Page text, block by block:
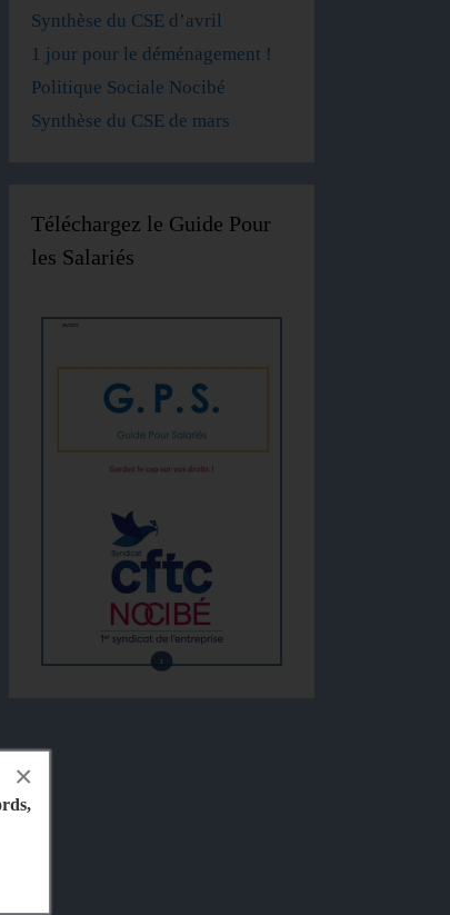
×
Synthèse du CSE d’avril
1 jour pour le déménagement !
Politique Sociale Nocibé
Synthèse du CSE de mars
Téléchargez le Guide Pour
les Salariés